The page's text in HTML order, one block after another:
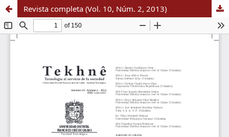
Revista completa (Vol. 10, Núm. 2, 2013)